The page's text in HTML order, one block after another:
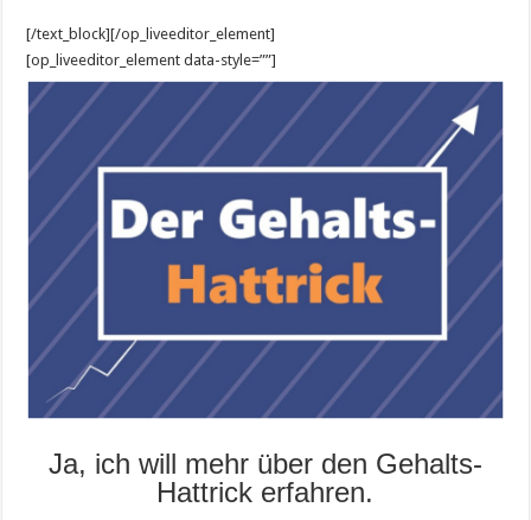
[/text_block][/op_liveeditor_element]
[op_liveeditor_element data-style=””]
Ja, ich will mehr über den Gehalts-
Hattrick erfahren.